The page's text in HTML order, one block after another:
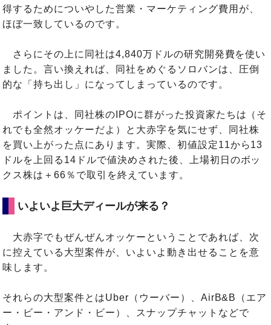
得するためについやした営業・マーケティング費用が、
ほぼ一致しているのです。
さらにその上に同社は4,840万ドルの研究開発費を使い
ました。言い換えれば、同社をめぐるソロバンは、圧倒
的な「持ち出し」になってしまっているのです。
ポイントは、同社株のIPOに群がった投資家たちは（そ
れでも全然オッケーだよ）と大赤字を気にせず、同社株
を買い上がった点にあります。実際、初値設定11から13
ドルを上回る14ドルで値決めされた後、上場初日のボッ
クス株は＋66％で取引を終えています。
いよいよ巨大ディールが来る？
大赤字でもぜんぜんオッケーということであれば、次
に控えている大型案件が、いよいよ動き出せることを意
味します。
それらの大型案件とはUber（ウーバー）、AirB&B（エア
ー・ビー・アンド・ビー）、スナップチャットなどで